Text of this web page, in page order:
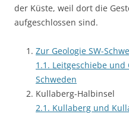
der Küste, weil dort die
aufgeschlossen sind.
Zur Geologie SW-
1.1. Leitgeschiebe und
Schweden
Kullaberg-Halbinsel
2.1. Kullaberg und